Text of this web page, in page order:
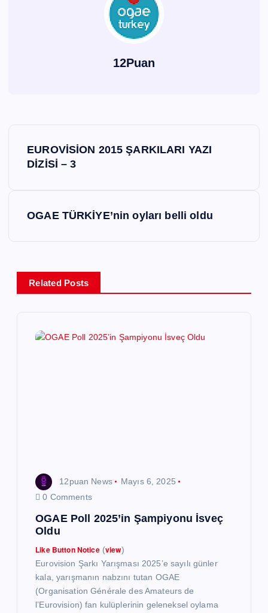
12Puan
EUROVİSİON 2015 ŞARKILARI YAZI
DİZİSİ – 3
OGAE TÜRKİYE’nin oyları belli oldu
Related Posts
12puan News
Mayıs 6, 2025
0 Comments
OGAE Poll 2025’in Şampiyonu İsveç
Oldu
Like Button Notice(view)
Eurovision Şarkı Yarışması 2025’e sayılı günler
kala, yarışmanın nabzını tutan OGAE
(Organisation Générale des Amateurs de
l’Eurovision) fan kulüplerinin geleneksel oylama